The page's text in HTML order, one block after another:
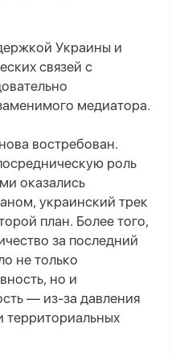
Украины и
связей с
медиатора.
востребован.
роль
оказались
украинский трек
план. Более того,
за последний
не только
но и
— из-за давления
территориальных